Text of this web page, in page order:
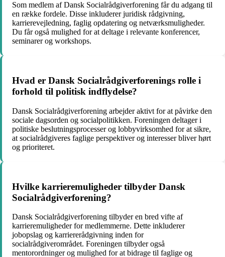
Som medlem af Dansk Socialrådgiverforening får du adgang til
en række fordele. Disse inkluderer juridisk rådgivning,
karrierevejledning, faglig opdatering og netværksmuligheder.
Du får også mulighed for at deltage i relevante konferencer,
seminarer og workshops.
Hvad er Dansk Socialrådgiverforenings rolle i
forhold til politisk indflydelse?
Dansk Socialrådgiverforening arbejder aktivt for at påvirke den
sociale dagsorden og socialpolitikken. Foreningen deltager i
politiske beslutningsprocesser og lobbyvirksomhed for at sikre,
at socialrådgiveres faglige perspektiver og interesser bliver hørt
og prioriteret.
Hvilke karrieremuligheder tilbyder Dansk
Socialrådgiverforening?
Dansk Socialrådgiverforening tilbyder en bred vifte af
karrieremuligheder for medlemmerne. Dette inkluderer
jobopslag og karriererådgivning inden for
socialrådgiverområdet. Foreningen tilbyder også
mentorordninger og mulighed for at bidrage til faglige og